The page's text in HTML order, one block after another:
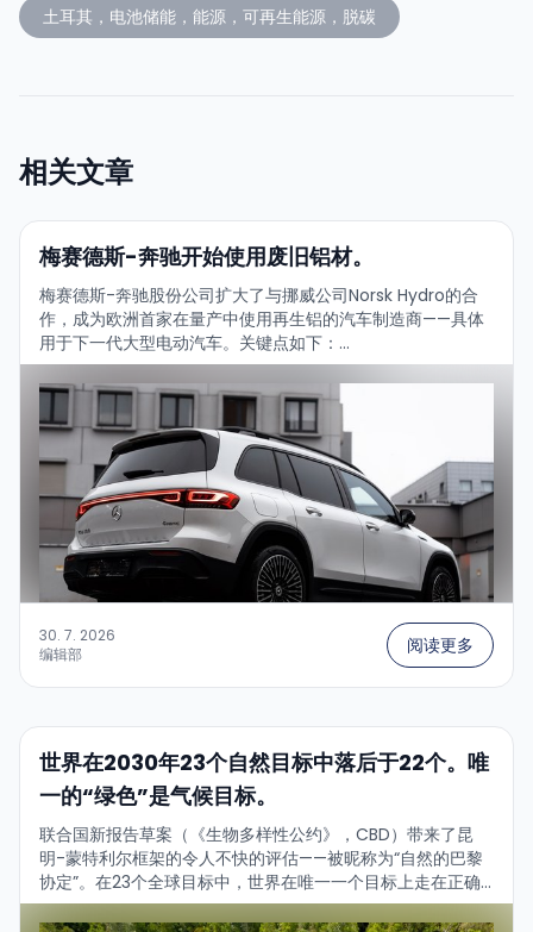
土耳其，电池储能，能源，可再生能源，脱碳
相关文章
梅赛德斯-奔驰开始使用废旧铝材。
梅赛德斯-奔驰股份公司扩大了与挪威公司Norsk Hydro的合
作，成为欧洲首家在量产中使用再生铝的汽车制造商——具体
用于下一代大型电动汽车。关键点如下：...
30. 7. 2026
编辑部
阅读更多
世界在2030年23个自然目标中落后于22个。唯
一的“绿色”是气候目标。
联合国新报告草案（《生物多样性公约》，CBD）带来了昆
明-蒙特利尔框架的令人不快的评估——被昵称为“自然的巴黎
协定”。在23个全球目标中，世界在唯一一个目标上走在正确
的道路上。简要得分如下：...